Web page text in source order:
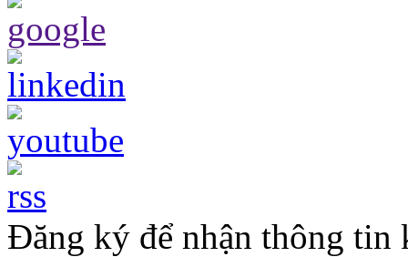
Đăng ký để nhận thông tin